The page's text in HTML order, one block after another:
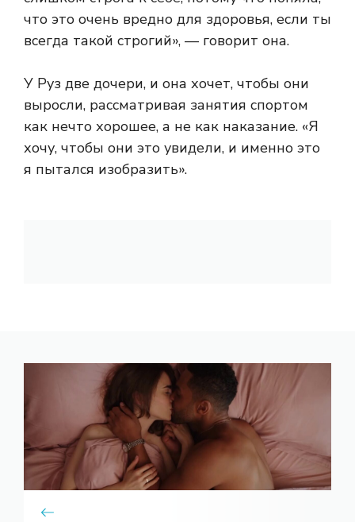
что это очень вредно для здоровья, если ты
всегда такой строгий», — говорит она.
У Руз две дочери, и она хочет, чтобы они
выросли, рассматривая занятия спортом
как нечто хорошее, а не как наказание. «Я
хочу, чтобы они это увидели, и именно это
я пытался изобразить».